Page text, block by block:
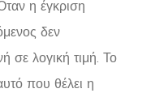
η έγκριση
δεν
σε λογική τιμή. Το
που θέλει η